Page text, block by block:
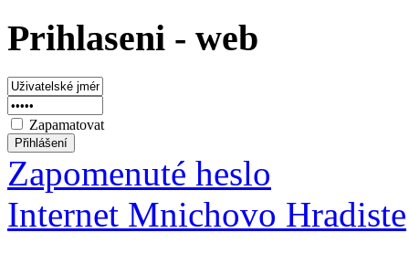
Prihlaseni - web
Zapamatovat
Zapomenuté heslo
Internet Mnichovo Hradiste